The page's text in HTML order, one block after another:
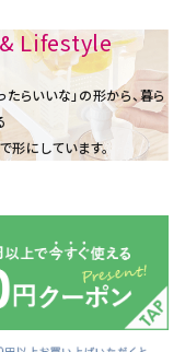
Lifestyle
らいいな」の形から、暮ら
にしています。